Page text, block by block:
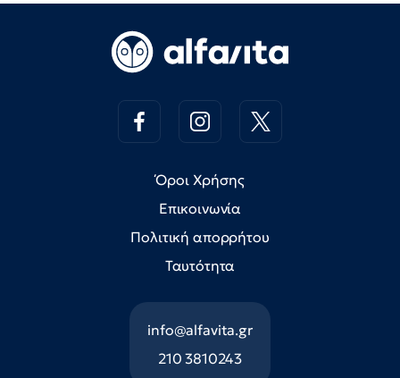
Όροι Χρήσης
Επικοινωνία
Πολιτική απορρήτου
Ταυτότητα
info@alfavita.gr
210 3810243